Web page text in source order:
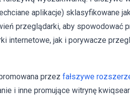
aplikacje) sklasyfikowane
przeglądarki, aby spowodować
internetowe, jak i porywacze
przez fałszywe
i inne promujące witrynę